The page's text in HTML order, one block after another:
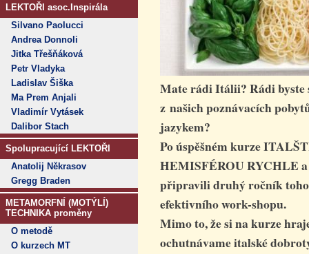
LEKTOŘI asoc.Inspirála
Silvano Paolucci
Andrea Donnoli
Jitka Třešňáková
Petr Vladyka
Ladislav Šiška
Ma Prem Anjali
Vladimír Vytásek
Dalibor Stach
Spolupracující LEKTOŘI
Anatolij Někrasov
Gregg Braden
METAMORFNÍ (MOTÝLÍ)
TECHNIKA proměny
O metodě
O kurzech MT
Mate rádi Itálii? Rádi byste
z našich poznávacích
jazykem?
Po úspěšném kurze
HEMISFÉROU RYCHLE
připravili druhý ročník
efektivního work-shopu.
Mimo to, že si na kurze
ochutnávame italské